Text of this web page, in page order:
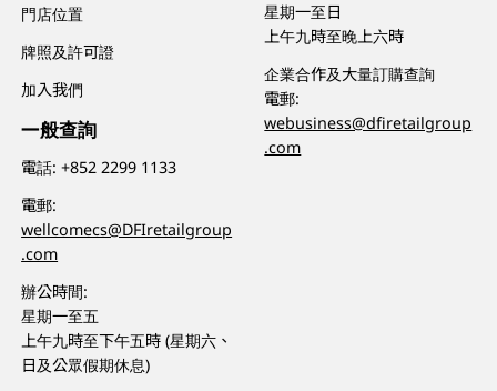
門店位置
牌照及許可證
加入我們
一般查詢
電話:+852 2299 1133
電郵:
wellcomecs@DFIretailgroup
.com
辦公時間:
星期一至五
上午九時至下午五時 (星期六、
日及公眾假期休息)
星期一至日
上午九時至晚上六時
企業合作及大量訂購查詢
電郵:
webusiness@dfiretailgroup
.com